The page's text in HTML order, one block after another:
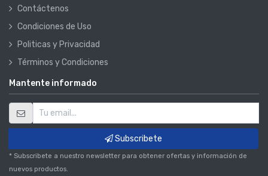
Contáctenos
Condiciones de Uso
Politicas y Privacidad
Términos y Condiciones
Mantente informado
Subscribete
* Subscribete a nuestro newsletter para obtener ofertas y información de
nuevos productos.